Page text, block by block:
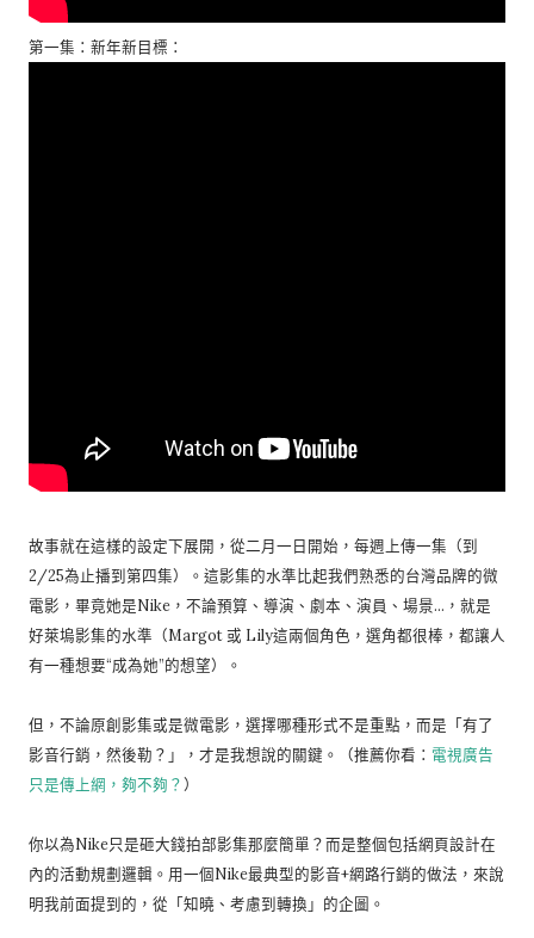
第一集：新年新目標：
故事就在這樣的設定下展開，從二月一日開始，每週上傳一集（到
2/25為止播到第四集）。這影集的水準比起我們熟悉的台灣品牌的微
電影，畢竟她是Nike，不論預算、導演、劇本、演員、場景…，就是
好萊塢影集的水準（Margot 或 Lily這兩個角色，選角都很棒，都讓人
有一種想要“成為她”的想望）。
但，不論原創影集或是微電影，選擇哪種形式不是重點，而是「有了
影音行銷，然後勒？」，才是我想說的關鍵。（推薦你看： 電視廣告
只是傳上網，夠不夠？）
你以為Nike只是砸大錢拍部影集那麼簡單？而是整個包括網頁設計在
內的活動規劃邏輯。用一個Nike最典型的影音+網路行銷的做法，來說
明我前面提到的，從「知曉、考慮到轉換」的企圖。